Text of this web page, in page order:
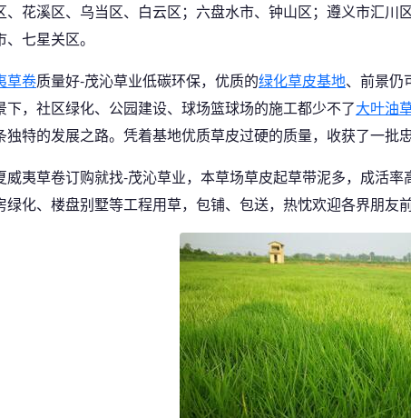
、花溪区、乌当区、白云区；六盘水市、钟山区；遵义市汇
七星关区。
草卷质量好-茂沁草业低碳环保，优质的绿化草皮基地、前景仍
下，社区绿化、公园建设、球场篮球场的施工都少不了大叶油
独特的发展之路。凭着基地优质草皮过硬的质量，收获了一批
威夷草卷订购就找-茂沁草业，本草场草皮起草带泥多，成活
绿化、楼盘别墅等工程用草，包铺、包送，热忱欢迎各界朋友前